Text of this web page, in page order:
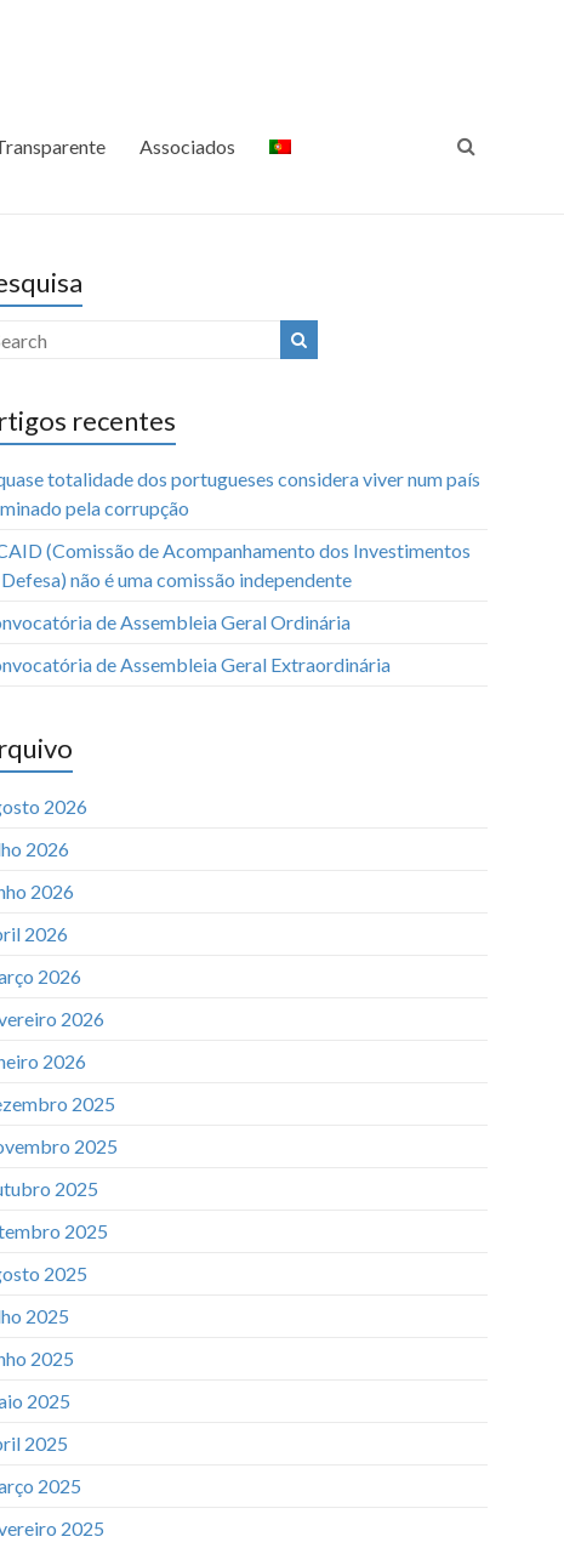
Associados
recentes
totalidade dos portugueses considera viver num país
pela corrupção
(Comissão de Acompanhamento dos Investimentos
não é uma comissão independente
de Assembleia Geral Ordinária
de Assembleia Geral Extraordinária
2026
2026
2026
2026
2026
2026
2026
2025
2025
2025
2025
2025
2025
2025
2025
2025
2025
2025